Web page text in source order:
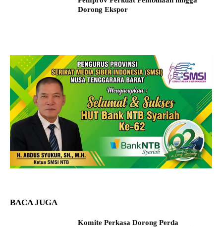
Dorong Ekspor
BACA JUGA
Komite Perkasa Dorong Perda